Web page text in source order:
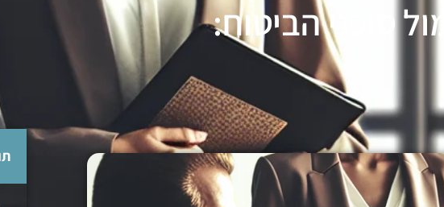
סוכני הביטוח: